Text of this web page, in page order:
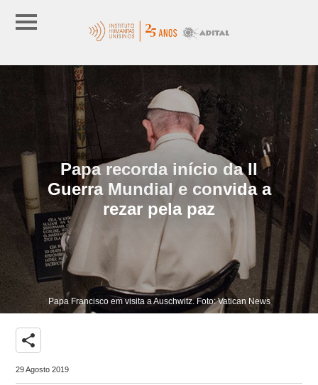
Papa recorda início da II
Guerra Mundial e convida a
rezar pela paz
Papa Francisco em visita a Auschwitz. Foto: Vatican News
share
29 Agosto 2019